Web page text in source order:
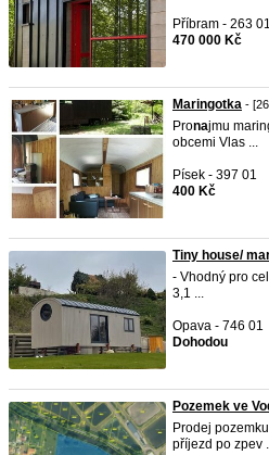
Příbram - 263 01
470 000 Kč
Maringotka -
Pronajmu
obcemi Vlas ...
Písek - 397 01
400 Kč
Tiny house/
- Vhodný pro
3,1 ...
Opava - 746 01
Dohodou
Pozemek ve
Prodej
příjezd po zpev